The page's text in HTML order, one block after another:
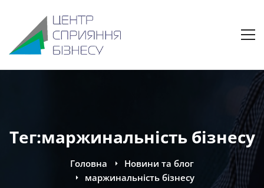
Тег:маржинальність бізнесу
Головна
Новини та блог
маржинальність бізнесу